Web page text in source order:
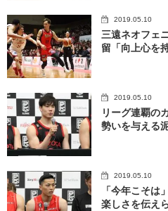
2019.05.10
三遠ネオフェ
留「向上心を
2019.05.10
リーグ連覇の
勢いを与える
2019.05.10
「今年こそは
楽しさを伝え